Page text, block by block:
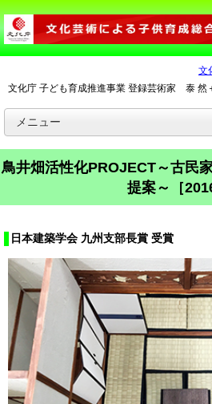
文
文化庁 子ども育成推進事業 登録芸術家 泰 然
鳥井畑活性化PROJECT～古民
提案～［
日本建築学会 九州支部長賞 受賞